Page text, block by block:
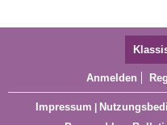
Anmelden
Impressum